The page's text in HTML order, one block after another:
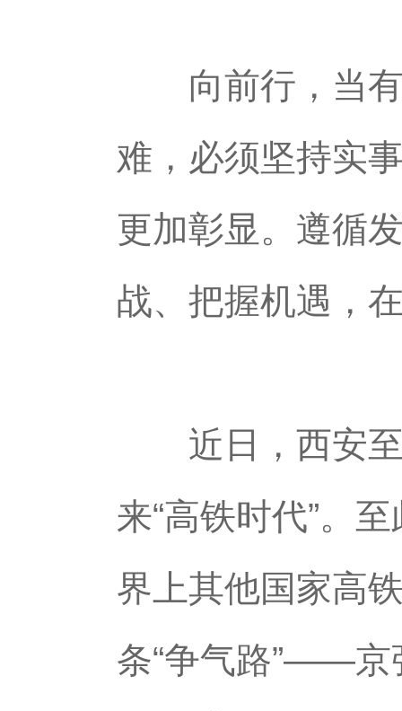
向前行，当有“
难，必须坚持实
更加彰显。遵循
战、把握机遇，
近日，西安至
来“高铁时代”。
界上其他国家高
条“争气路”——京